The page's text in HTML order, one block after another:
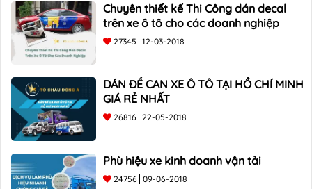
Chuyên thiết kế Thi Công dán decal
trên xe ô tô cho các doanh nghiệp
27345 12-03-2018
DÁN ĐỀ CAN XE Ô TÔ TẠI HỒ CHÍ MINH
GIÁ RẺ NHẤT
26816 22-05-2018
Phù hiệu xe kinh doanh vận tải
24756 09-06-2018